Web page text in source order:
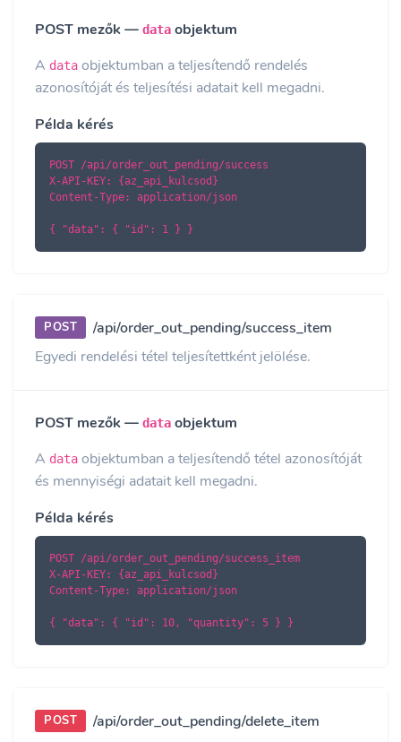
POST mezők — data objektum
A data objektumban a teljesítendő rendelés
azonosítóját és teljesítési adatait kell megadni.
Példa kérés
POST /api/order_out_pending/success
X-API-KEY: {az_api_kulcsod}
Content-Type: application/json
{ "data": { "id": 1 } }
POST
/api/order_out_pending/success_item
Egyedi rendelési tétel teljesítettként jelölése.
POST mezők — data objektum
A data objektumban a teljesítendő tétel azonosítóját
és mennyiségi adatait kell megadni.
Példa kérés
POST /api/order_out_pending/success_item
X-API-KEY: {az_api_kulcsod}
Content-Type: application/json
{ "data": { "id": 10, "quantity": 5 } }
POST
/api/order_out_pending/delete_item